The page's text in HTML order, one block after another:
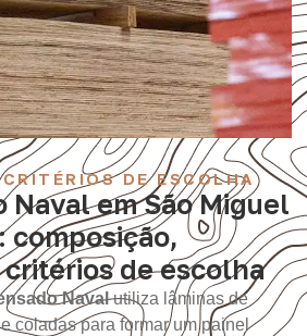
DE ESCOLHA
Naval em São Miguel
composição,
de escolha
Navalutiliza lâminas de
coladas para formar um painel